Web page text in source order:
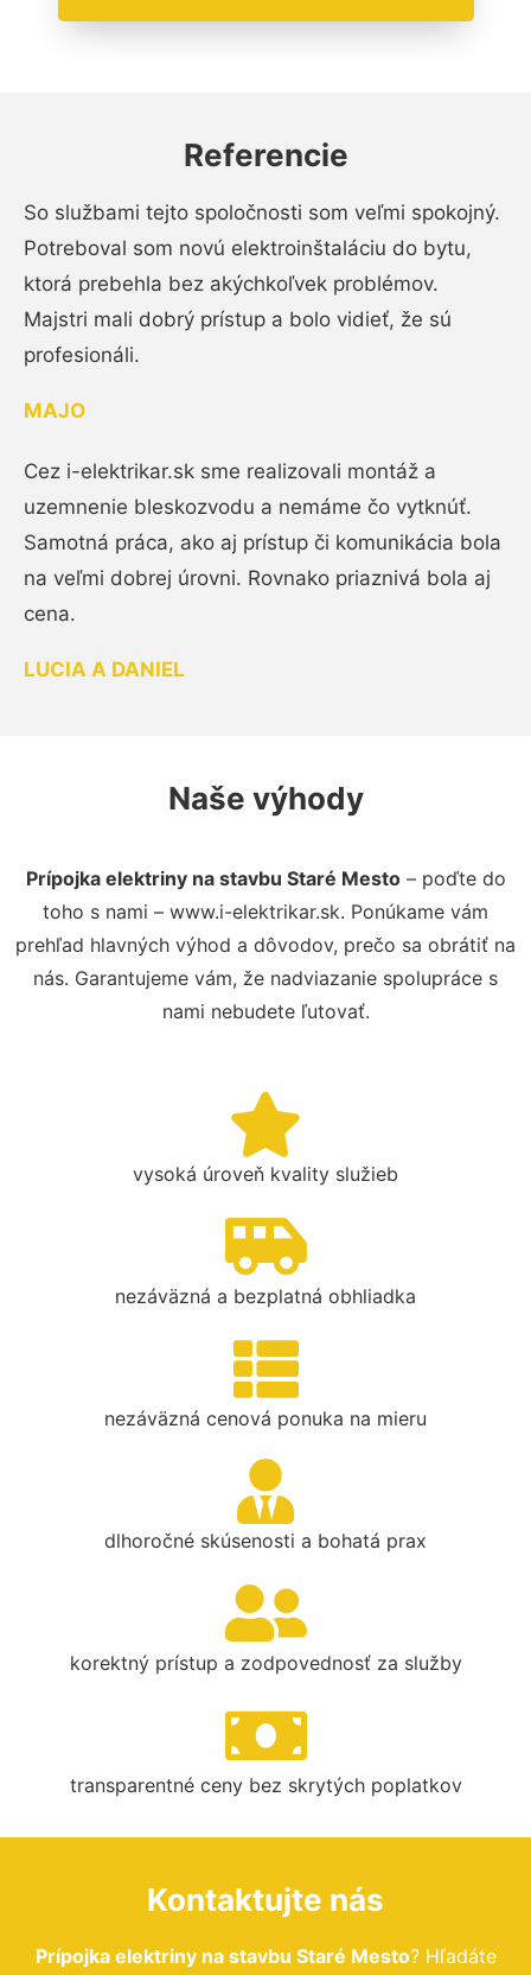
Referencie
So službami tejto spoločnosti som veľmi spokojný.
Potreboval som novú elektroinštaláciu do bytu,
ktorá prebehla bez akýchkoľvek problémov.
Majstri mali dobrý prístup a bolo vidieť, že sú
profesionáli.
MAJO
Cez i-elektrikar.sk sme realizovali montáž a
uzemnenie bleskozvodu a nemáme čo vytknúť.
Samotná práca, ako aj prístup či komunikácia bola
na veľmi dobrej úrovni. Rovnako priaznivá bola aj
cena.
LUCIA A DANIEL
Naše výhody
Prípojka elektriny na stavbu Staré Mesto– poďte do
toho s nami – www.i-elektrikar.sk. Ponúkame vám
prehľad hlavných výhod a dôvodov, prečo sa obrátiť na
nás. Garantujeme vám, že nadviazanie spolupráce s
nami nebudete ľutovať.
vysoká úroveň kvality služieb
nezáväzná a bezplatná obhliadka
nezáväzná cenová ponuka na mieru
dlhoročné skúsenosti a bohatá prax
korektný prístup a zodpovednosť za služby
transparentné ceny bez skrytých poplatkov
Kontaktujte nás
Prípojka elektriny na stavbu Staré Mesto? Hľadáte